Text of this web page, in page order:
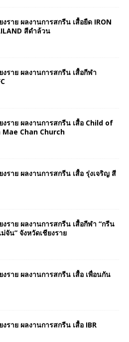
งราย ผลงานการสกรีน เสื้อยืด IRON
สีดำล้วน
งราย ผลงานการสกรีน เสื้อกีฬา
งราย ผลงานการสกรีน เสื้อ Child of
Mae Chan Church
งราย ผลงานการสกรีน เสื้อ รุ่งเจริญ สี
งราย ผลงานการสกรีน เสื้อกีฬา “กรีน
จัน” จังหวัดเชียงราย
งราย ผลงานการสกรีน เสื้อ เพื่อนกัน
งราย ผลงานการสกรีน เสื้อ IBR